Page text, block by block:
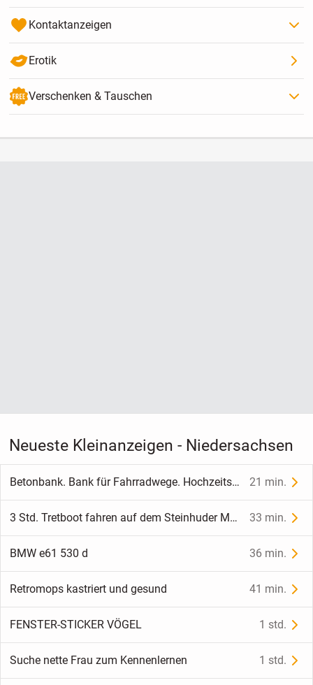
Kontaktanzeigen
Erotik
Verschenken & Tauschen
Neueste Kleinanzeigen - Niedersachsen
Betonbank. Bank für Fahrradwege. Hochzeitsgeschenk. 21 min.
3 Std. Tretboot fahren auf dem Steinhuder Meer - Mardorf - Bootsverleih Kielhorn / Steg N 21 33 min.
BMW e61 530 d 36 min.
Retromops kastriert und gesund 41 min.
FENSTER-STICKER VÖGEL 1 std.
Suche nette Frau zum Kennenlernen 1 std.